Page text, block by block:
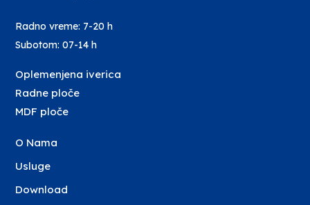
Radno vreme: 7-20 h
Subotom: 07-14 h
Oplemenjena iverica
Radne ploče
MDF ploče
O Nama
Usluge
Download